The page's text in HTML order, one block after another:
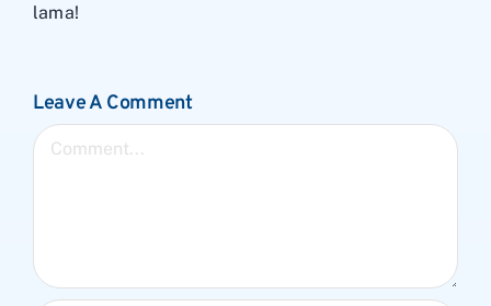
lama!
Leave A Comment
Comment